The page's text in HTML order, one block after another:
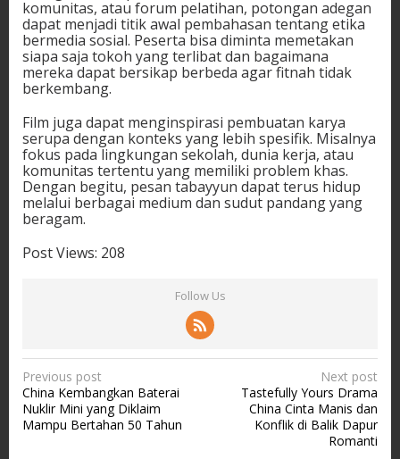
komunitas, atau forum pelatihan, potongan adegan
dapat menjadi titik awal pembahasan tentang etika
bermedia sosial. Peserta bisa diminta memetakan
siapa saja tokoh yang terlibat dan bagaimana
mereka dapat bersikap berbeda agar fitnah tidak
berkembang.
Film juga dapat menginspirasi pembuatan karya
serupa dengan konteks yang lebih spesifik. Misalnya
fokus pada lingkungan sekolah, dunia kerja, atau
komunitas tertentu yang memiliki problem khas.
Dengan begitu, pesan tabayyun dapat terus hidup
melalui berbagai medium dan sudut pandang yang
beragam.
Post Views: 208
Follow Us
P
o
s
Previous post
China Kembangkan Baterai
Nuklir Mini yang Diklaim
Mampu Bertahan 50 Tahun
Next post
Tastefully Yours Drama
China Cinta Manis dan
Konflik di Balik Dapur
Romanti